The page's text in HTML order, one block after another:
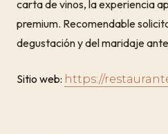
carta de vinos, la experiencia
premium. Recomendable
degustación y del maridaje
Sitio web: https://